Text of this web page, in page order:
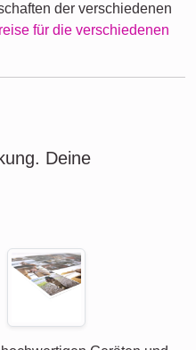
der verschiedenen
für die verschiedenen
Deine